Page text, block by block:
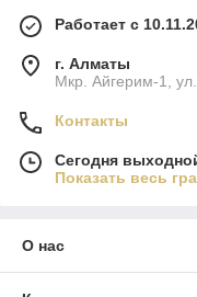
Работает с
г. Алматы
Мкр. Айгерим-1,
Контакты
Сегодня
Показать весь
О нас